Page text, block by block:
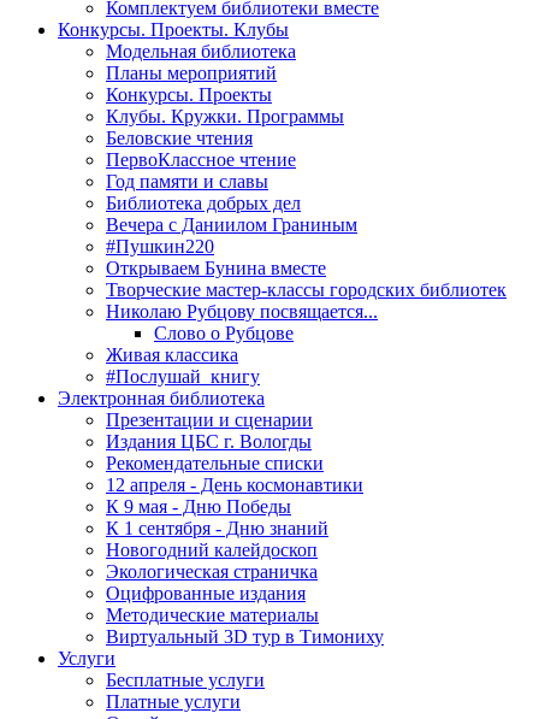
Комплектуем библиотеки вместе
Конкурсы. Проекты. Клубы
Модельная библиотека
Планы мероприятий
Конкурсы. Проекты
Клубы. Кружки. Программы
Беловские чтения
ПервоКлассное чтение
Год памяти и славы
Библиотека добрых дел
Вечера с Даниилом Граниным
#Пушкин220
Открываем Бунина вместе
Творческие мастер-классы городских библиотек
Николаю Рубцову посвящается...
Слово о Рубцове
Живая классика
#Послушай_книгу
Электронная библиотека
Презентации и сценарии
Издания ЦБС г. Вологды
Рекомендательные списки
12 апреля - День космонавтики
К 9 мая - Дню Победы
К 1 сентября - Дню знаний
Новогодний калейдоскоп
Экологическая страничка
Оцифрованные издания
Методические материалы
Виртуальный 3D тур в Тимониху
Услуги
Бесплатные услуги
Платные услуги